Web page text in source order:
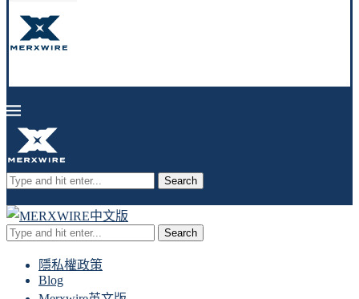
Search
Search
隱私權政策
Blog